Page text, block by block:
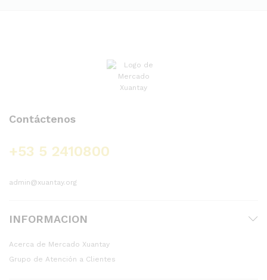
Contáctenos
+53 5 2410800
admin@xuantay.org
INFORMACION
Acerca de Mercado Xuantay
Grupo de Atención a Clientes